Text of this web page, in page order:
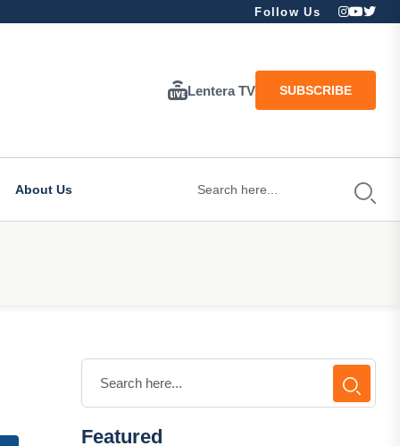
Follow Us
Lentera TV SUBSCRIBE
About Us
Featured